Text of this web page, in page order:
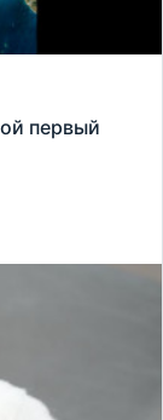
первый